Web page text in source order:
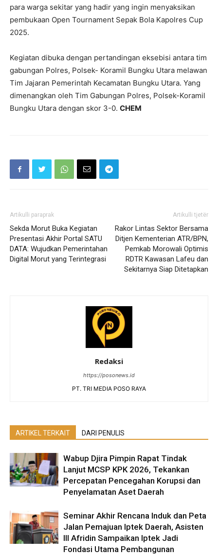
para warga sekitar yang hadir yang ingin menyaksikan
pembukaan Open Tournament Sepak Bola Kapolres Cup
2025.
Kegiatan dibuka dengan pertandingan eksebisi antara tim
gabungan Polres, Polsek- Koramil Bungku Utara melawan
Tim Jajaran Pemerintah Kecamatan Bungku Utara. Yang
dimenangkan oleh Tim Gabungan Polres, Polsek-Koramil
Bungku Utara dengan skor 3-0. CHEM
Artikulli paraprak
Sekda Morut Buka Kegiatan
Presentasi Akhir Portal SATU
DATA: Wujudkan Pemerintahan
Digital Morut yang Terintegrasi
Artikulli tjetër
Rakor Lintas Sektor Bersama
Ditjen Kementerian ATR/BPN,
Pemkab Morowali Optimis
RDTR Kawasan Lafeu dan
Sekitarnya Siap Ditetapkan
Redaksi
https://posonews.id
PT. TRI MEDIA POSO RAYA
ARTIKEL TERKAIT DARI PENULIS
Wabup Djira Pimpin Rapat Tindak
Lanjut MCSP KPK 2026, Tekankan
Percepatan Pencegahan Korupsi dan
Penyelamatan Aset Daerah
Seminar Akhir Rencana Induk dan Peta
Jalan Pemajuan Iptek Daerah, Asisten
III Afridin Sampaikan Iptek Jadi
Fondasi Utama Pembangunan